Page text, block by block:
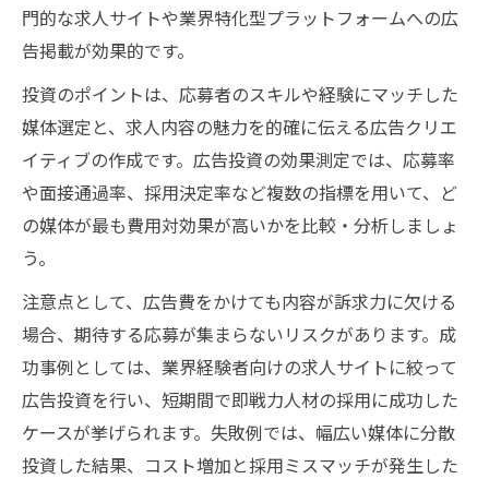
門的な求人サイトや業界特化型プラットフォームへの広
告掲載が効果的です。
投資のポイントは、応募者のスキルや経験にマッチした
媒体選定と、求人内容の魅力を的確に伝える広告クリエ
イティブの作成です。広告投資の効果測定では、応募率
や面接通過率、採用決定率など複数の指標を用いて、ど
の媒体が最も費用対効果が高いかを比較・分析しましょ
う。
注意点として、広告費をかけても内容が訴求力に欠ける
場合、期待する応募が集まらないリスクがあります。成
功事例としては、業界経験者向けの求人サイトに絞って
広告投資を行い、短期間で即戦力人材の採用に成功した
ケースが挙げられます。失敗例では、幅広い媒体に分散
投資した結果、コスト増加と採用ミスマッチが発生した